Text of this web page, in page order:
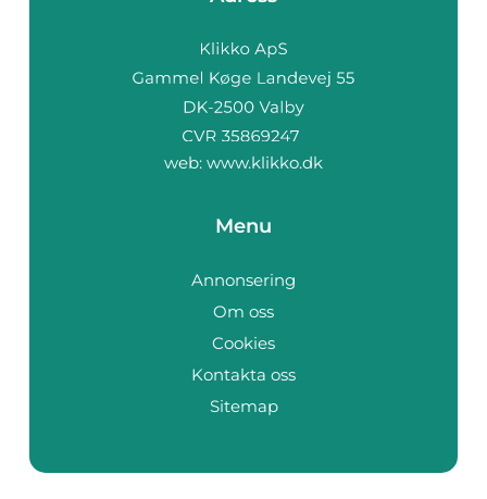
web: www.klikko.dk
Menu
Annonsering
Om oss
Cookies
Kontakta oss
Sitemap